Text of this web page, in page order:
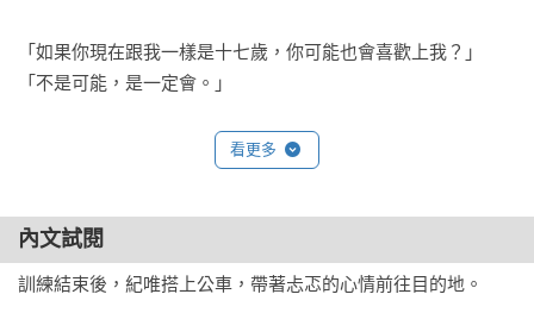
「如果你現在跟我一樣是十七歲，你可能也會喜歡上我？」
「不是可能，是一定會。」
我發現，我再也離不開你，我好想知道更多關於你的事。
看到你不經意展露的孤寂黯淡，我才知道，那些被你藏得好深
我想，我大概是喜歡上你了，能不能讓我陪在你身邊……
大哥，可以嗎？
看更多
內文試閱
訓練結束後，紀唯搭上公車，帶著忐忑的心情前往目的地。